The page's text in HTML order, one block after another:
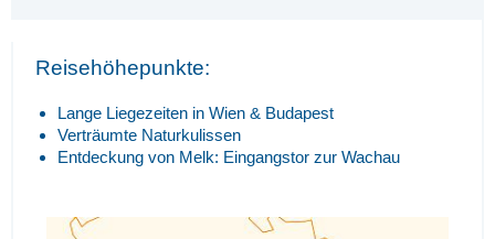
Reisehöhepunkte:
Lange Liegezeiten in Wien & Budapest
Verträumte Naturkulissen
Entdeckung von Melk: Eingangstor zur Wachau